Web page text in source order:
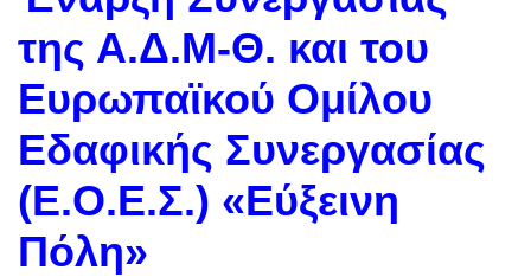
της Α.Δ.Μ-Θ. και του
Ευρωπαϊκού Ομίλου
Εδαφικής Συνεργασίας
(Ε.Ο.Ε.Σ.) «Εύξεινη
Πόλη»